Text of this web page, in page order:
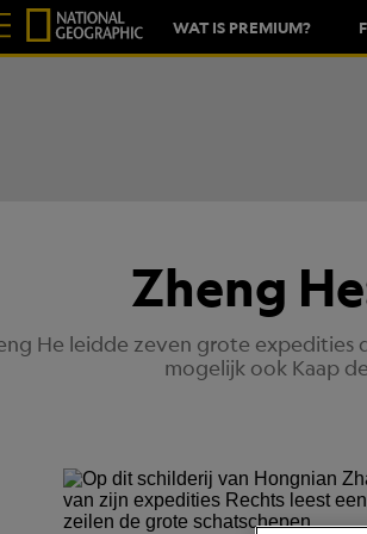
WAT IS PREMIUM?
Zheng
He leidde zeven grote expedities
mogelijk ook Kaap